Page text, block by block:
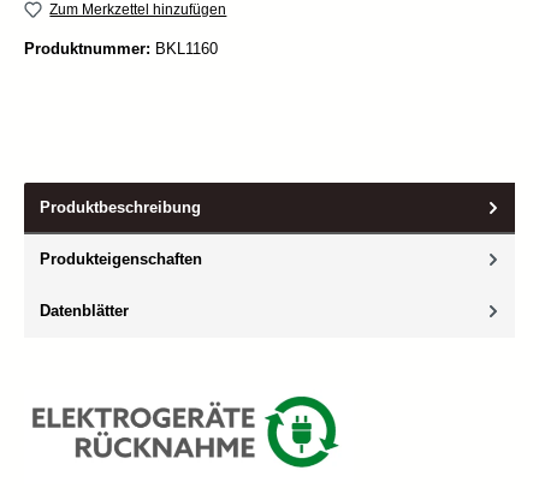
Zum Merkzettel hinzufügen
Produktnummer: BKL1160
Produktbeschreibung
Produkteigenschaften
Datenblätter